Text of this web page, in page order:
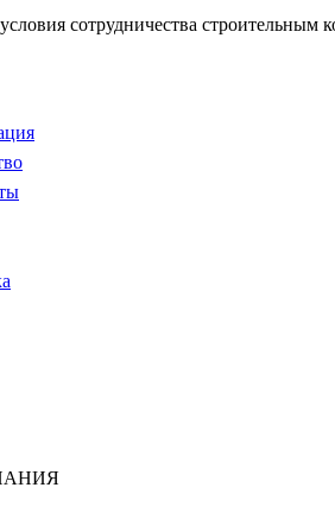
сотрудничества строительным